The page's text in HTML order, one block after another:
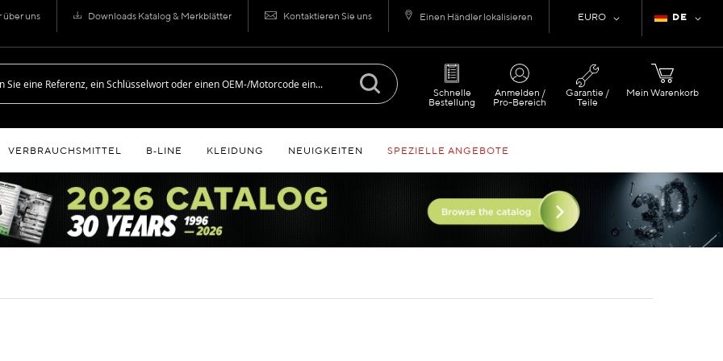
Sprache
DE
Währung
EURO
über uns Downloads Katalog & Merkblätter Kontaktieren Sie uns Einen Händler lokalisieren
Mein Warenkorb
Schnelle
Bestellung
Anmelden /
Pro-Bereich
Garantie /
Teile
VERBRAUCHSMITTEL B‑LINE KLEIDUNG NEUIGKEITEN SPEZIELLE ANGEBOTE